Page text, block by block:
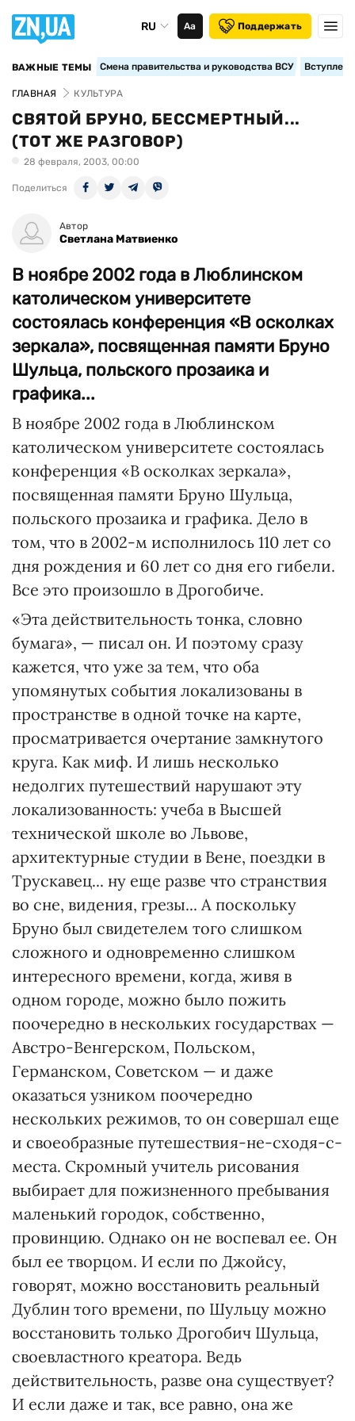
RU Аа Поддержать
ВАЖНЫЕ ТЕМЫ Смена правительства и руководства ВСУ
ГЛАВНАЯ КУЛЬТУРА
СВЯТОЙ БРУНО, БЕССМЕРТНЫЙ...
(ТОТ ЖЕ РАЗГОВОР)
28 февраля, 2003, 00:00
Поделиться
Автор
Светлана Матвиенко
В ноябре 2002 года в Люблинском
католическом университете
состоялась конференция «В осколках
зеркала», посвященная памяти Бруно
Шульца, польского прозаика и
графика...
В ноябре 2002 года в Люблинском
католическом университете состоялась
конференция «В осколках зеркала»,
посвященная памяти Бруно Шульца,
польского прозаика и графика. Дело в
том, что в 2002-м исполнилось 110 лет со
дня рождения и 60 лет со дня его гибели.
Все это произошло в Дрогобиче.
«Эта действительность тонка, словно
бумага», — писал он. И поэтому сразу
кажется, что уже за тем, что оба
упомянутых события локализованы в
пространстве в одной точке на карте,
просматривается очертание замкнутого
круга. Как миф. И лишь несколько
недолгих путешествий нарушают эту
локализованность: учеба в Высшей
технической школе во Львове,
архитектурные студии в Вене, поездки в
Трускавец... ну еще разве что странствия
во сне, видения, грезы... А поскольку
Бруно был свидетелем того слишком
сложного и одновременно слишком
интересного времени, когда, живя в
одном городе, можно было пожить
поочередно в нескольких государствах —
Австро-Венгерском, Польском,
Германском, Советском — и даже
оказаться узником поочередно
нескольких режимов, то он совершал еще
и своеобразные путешествия-не-сходя-с-
места. Скромный учитель рисования
выбирает для пожизненного пребывания
маленький городок, собственно,
провинцию. Однако он не воспевал ее. Он
был ее творцом. И если по Джойсу,
говорят, можно восстановить реальный
Дублин того времени, по Шульцу можно
восстановить только Дрогобич Шульца,
своевластного креатора. Ведь
действительность, разве она существует?
И если даже и так, все равно, она же